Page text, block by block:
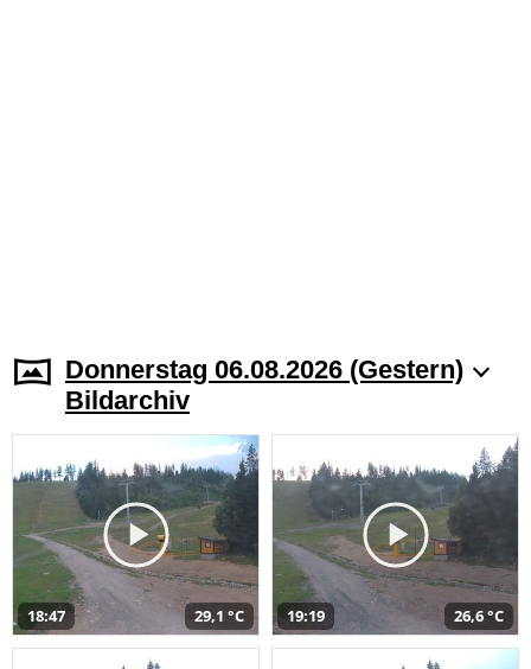
Donnerstag 06.08.2026 (Gestern)
Bildarchiv
18:47 29,1 °C 19:19 26,6 °C